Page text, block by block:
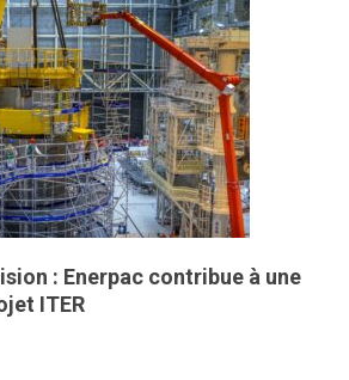
: Enerpac contribue à une
ITER